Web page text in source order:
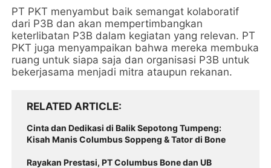
PT PKT menyambut baik semangat kolaboratif
dari P3B dan akan mempertimbangkan
keterlibatan P3B dalam kegiatan yang relevan. PT
PKT juga menyampaikan bahwa mereka membuka
ruang untuk siapa saja dan organisasi P3B untuk
bekerjasama menjadi mitra ataupun rekanan.
RELATED ARTICLE
Cinta dan Dedikasi di Balik Sepotong Tumpeng:
Kisah Manis Columbus Soppeng & Tator di Bone
Rayakan Prestasi, PT Columbus Bone dan UB